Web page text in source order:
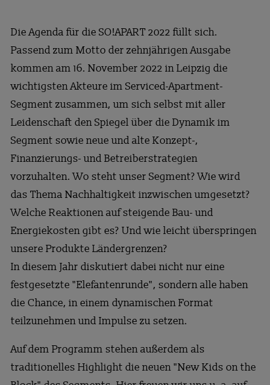
Die Agenda für die SO!APART 2022 füllt sich.
Passend zum Motto der zehnjährigen Ausgabe
kommen am 16. November 2022 in Leipzig die
wichtigsten Akteure im Serviced-Apartment-
Segment zusammen, um sich selbst mit aller
Leidenschaft den Spiegel über die Dynamik im
Segment sowie neue und alte Konzept-,
Finanzierungs- und Betreiberstrategien
vorzuhalten. Wo steht unser Segment? Wie wird
das Thema Nachhaltigkeit inzwischen umgesetzt?
Welche Reaktionen auf steigende Bau- und
Energiekosten gibt es? Und wie leicht überspringen
unsere Produkte Ländergrenzen?
In diesem Jahr diskutiert dabei nicht nur eine
festgesetzte "Elefantenrunde", sondern alle haben
die Chance, in einem dynamischen Format
teilzunehmen und Impulse zu setzen.
Auf dem Programm stehen außerdem als
traditionelles Highlight die neuen "New Kids on the